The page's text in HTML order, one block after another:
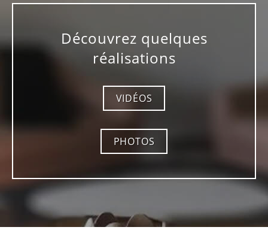
Découvrez quelques
réalisations
VIDÉOS
PHOTOS